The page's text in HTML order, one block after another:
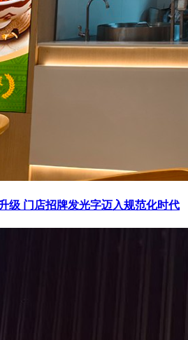
级 门店招牌发光字迈入规范化时代